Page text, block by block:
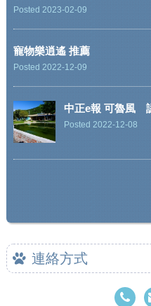
Posted 2023-02-09
寵物樂逍遙 推薦
Posted 2022-12-09
中正e報 可魯風
Posted 2022-12-08
連絡方式